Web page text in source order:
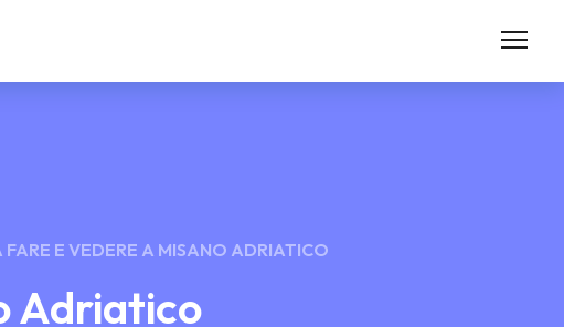
FARE E VEDERE A MISANO ADRIATICO
Adriatico